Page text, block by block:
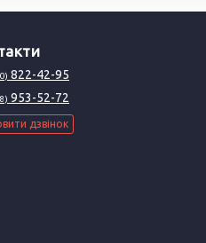
822-42-95
953-52-72
дзвінок